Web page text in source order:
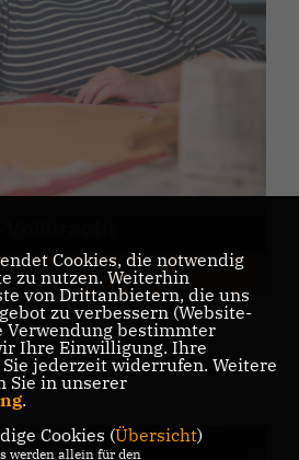
Cookies, die notwendig
zu nutzen. Weiterhin
von Drittanbietern, die uns
zu verbessern (Website-
Verwendung bestimmter
Ihre Einwilligung. Ihre
jederzeit widerrufen. Weitere
Sie in unserer
.
Cookies (Übersicht)
werden allein für den